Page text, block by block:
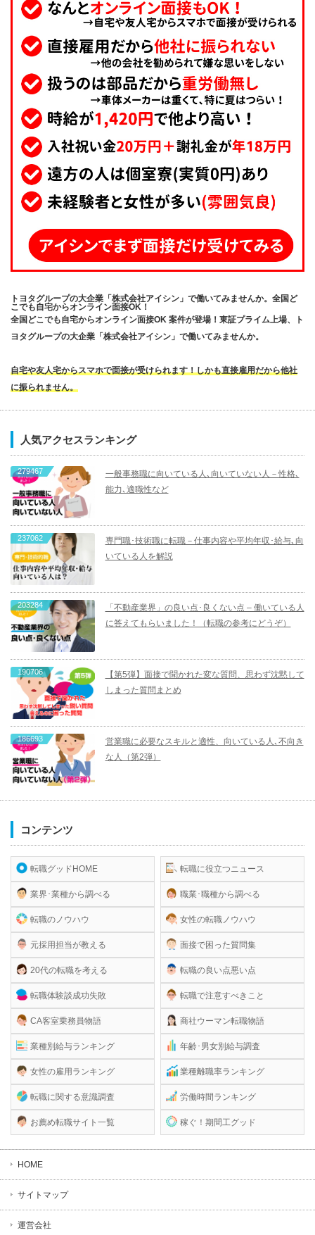
トヨタグループの大企業「株式会社アイシン」で働いてみませんか。全国ど
こでも自宅からオンライン面接OK！
全国どこでも自宅からオンライン面接OK 案件が登場！東証プライム上場、ト
ヨタグループの大企業「株式会社アイシン」で働いてみませんか。
自宅や友人宅からスマホで面接が受けられます！しかも直接雇用だから他社
に振られません。
人気アクセスランキング
279467
一般事務職に向いている人､向いていない人－性格､
能力､適職性など
237062
専門職･技術職に転職－仕事内容や平均年収･給与､向
いている人を解説
203284
「不動産業界」の良い点･良くない点 – 働いている人
に答えてもらいました！（転職の参考にどうぞ）
190706
【第5弾】面接で聞かれた変な質問、思わず沈黙して
しまった質問まとめ
186693
営業職に必要なスキルと適性、向いている人､不向き
な人（第2弾）
コンテンツ
転職グッドHOME
業界･業種から調べる
転職のノウハウ
元採用担当が教える
20代の転職を考える
転職体験談成功失敗
CA客室乗務員物語
業種別給与ランキング
女性の雇用ランキング
転職に関する意識調査
お薦め転職サイト一覧
転職に役立つニュース
職業･職種から調べる
女性の転職ノウハウ
面接で困った質問集
転職の良い点悪い点
転職で注意すべきこと
商社ウーマン転職物語
年齢･男女別給与調査
業種離職率ランキング
労働時間ランキング
稼ぐ！期間工グッド
HOME
サイトマップ
運営会社